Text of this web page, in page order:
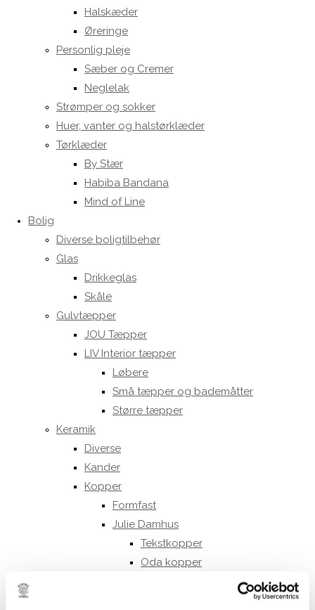
Halskæder
Øreringe
Personlig pleje
Sæber og Cremer
Neglelak
Strømper og sokker
Huer, vanter og halstørklæder
Tørklæder
By Stær
Habiba Bandana
Mind of Line
Bolig
Diverse boligtilbehør
Glas
Drikkeglas
Skåle
Gulvtæpper
JOU Tæpper
LIV Interior tæpper
Løbere
Små tæpper og bademåtter
Større tæpper
Keramik
Diverse
Kander
Kopper
Formfast
Julie Damhus
Tekstkopper
Oda kopper